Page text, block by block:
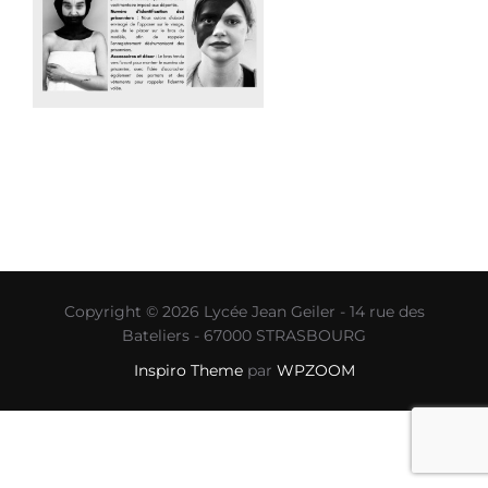
Copyright © 2026 Lycée Jean Geiler - 14 rue des
Bateliers - 67000 STRASBOURG
Inspiro Themepar WPZOOM